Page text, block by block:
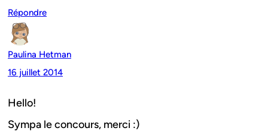
Répondre
Paulina Hetman
16 juillet 2014
Hello!
Sympa le concours, merci :)